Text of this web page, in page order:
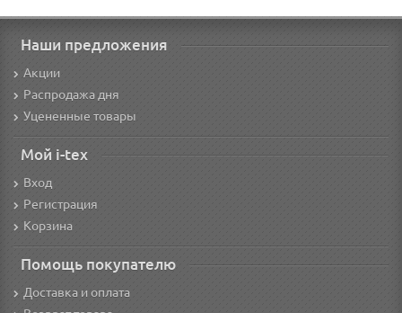
Наши предложения
Акции
Распродажа дня
Уцененные товары
Мой i-tex
Вход
Регистрация
Корзина
Помощь покупателю
Доставка и оплата